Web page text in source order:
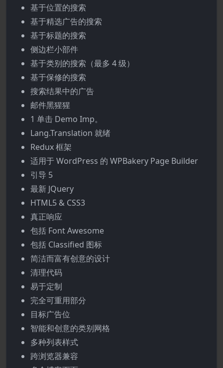
基于位置的搜索
基于精选广告的搜索
基于标题的搜索
侧边栏小部件
基于类别的搜索（最多 4 级）
基于保修的搜索
搜索结果中的广告
邮件黑猩猩
1 单击 Demo Imp。
Lang.Translation 就绪
Redux 框架
适用于 WordPress 的 WPBakery Page Builder
引导 5
最新 JQuery
HTML5 & CSS3
真正响应
包括 Font Awesome
包括 Classified 图标
简洁而富有创意的设计
清理代码
易于定制
完全可重用部分
目标广告位
智能和创意的类别网格
多种列表样式
跨浏览器兼容